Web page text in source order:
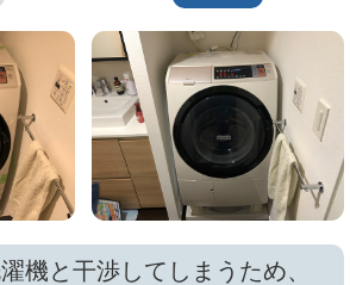
機と干渉してしまうため、